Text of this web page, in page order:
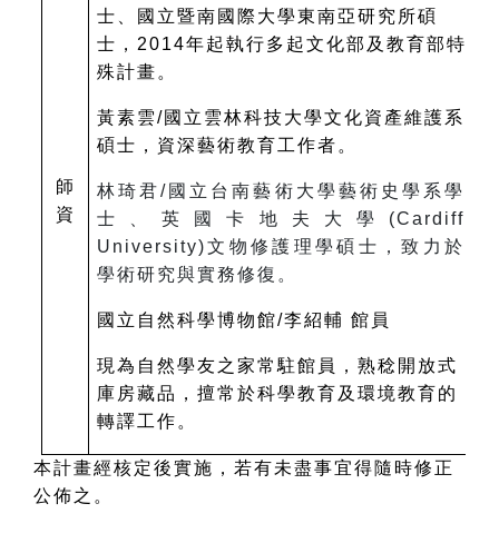
師
資
士、國立暨南國際大學東南亞研究所碩
士，2014年起執行多起文化部及教育部特
殊計畫。
黃素雲/國立雲林科技大學文化資產維護系
碩士，資深藝術教育工作者。
林琦君/國立台南藝術大學藝術史學系學
士、英國卡地夫大學(Cardiff
University)文物修護理學碩士，致力於
學術研究與實務修復。
國立自然科學博物館/李紹輔 館員
現為自然學友之家常駐館員，熟稔開放式
庫房藏品，擅常於科學教育及環境教育的
轉譯工作。
本計畫經核定後實施，若有未盡事宜得隨時修正
公佈之。